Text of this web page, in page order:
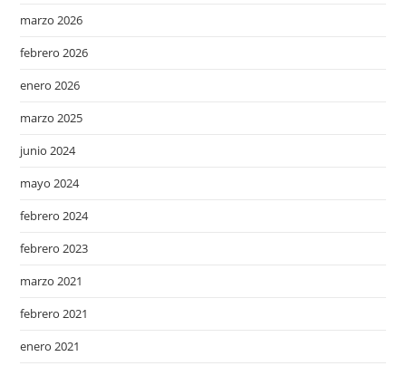
marzo 2026
febrero 2026
enero 2026
marzo 2025
junio 2024
mayo 2024
febrero 2024
febrero 2023
marzo 2021
febrero 2021
enero 2021